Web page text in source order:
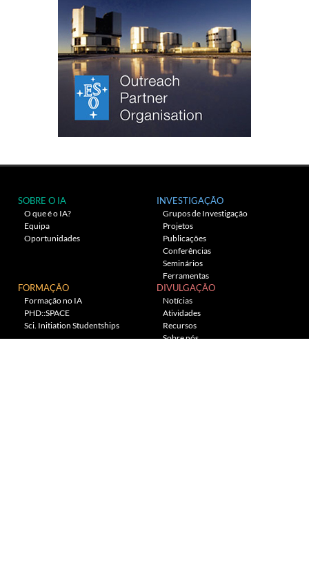
SOBRE O IA
O que é o IA?
Equipa
Oportunidades
INVESTIGAÇÃO
Grupos de Investigação
Projetos
Publicações
Conferências
Seminários
Ferramentas
FORMAÇÃO
Formação no IA
PHD::SPACE
Sci. Initiation Studentships
DIVULGAÇÃO
Notícias
Atividades
Recursos
Sobre nós